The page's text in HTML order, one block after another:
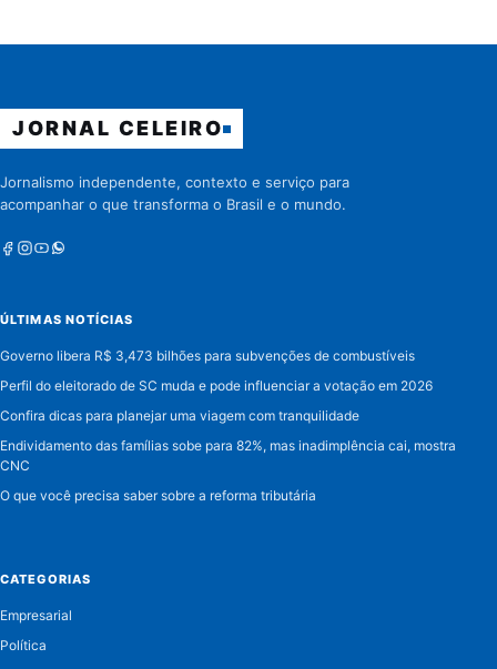
JORNAL CELEIRO
Jornalismo independente, contexto e serviço para
acompanhar o que transforma o Brasil e o mundo.
Facebook
Instagram
Youtube
Whatsapp
ÚLTIMAS NOTÍCIAS
Governo libera R$ 3,473 bilhões para subvenções de combustíveis
Perfil do eleitorado de SC muda e pode influenciar a votação em 2026
Confira dicas para planejar uma viagem com tranquilidade
Endividamento das famílias sobe para 82%, mas inadimplência cai, mostra
CNC
O que você precisa saber sobre a reforma tributária
CATEGORIAS
Empresarial
Política